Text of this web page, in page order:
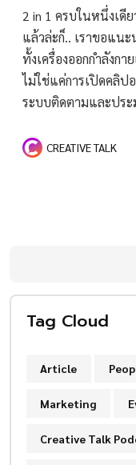
2 in 1 ครบในหนึ่งเดี
แล้วล่ะก็.. เราขอแน
ทั้งเครื่องออกกำลังก
ไม่ใช่แค่การเปิดคลิป
ระบบติดตามและปร
CREATIVE TALK
Tag Cloud
Article
Marketing
Creative Talk